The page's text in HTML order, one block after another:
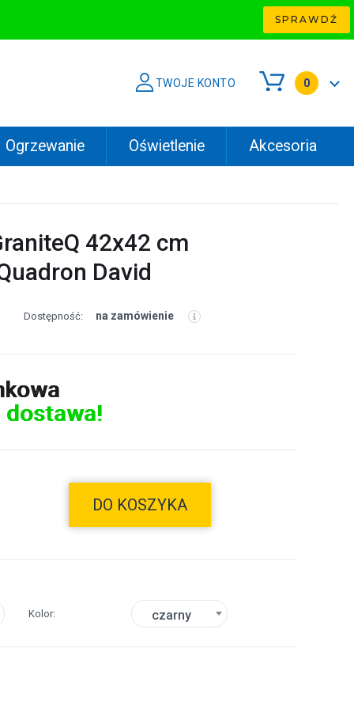
SPRAWDŹ
TWOJE KONTO 0
Ogrzewanie Oświetlenie Akcesoria
42x42 cm
David
Dostępność: na zamówienie
DO KOSZYKA
Kolor czarny